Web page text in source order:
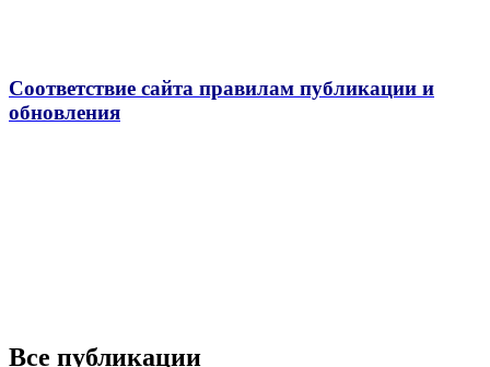
Соответствие сайта правилам публикации и
обновления
Все публикации